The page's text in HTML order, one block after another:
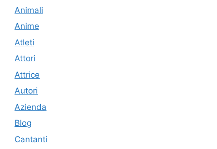
Animali
Anime
Atleti
Attori
Attrice
Autori
Azienda
Blog
Cantanti